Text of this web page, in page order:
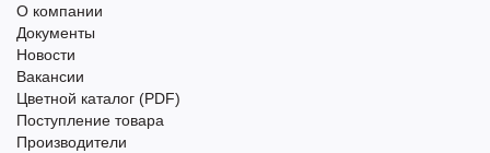
О компании
Документы
Новости
Вакансии
Цветной каталог (PDF)
Поступление товара
Производители